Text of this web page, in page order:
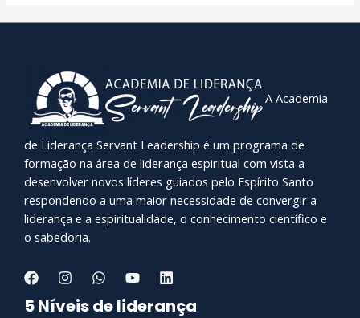
A Academia
de Liderança Servant Leadership é um programa de
formação na área de liderança espiritual com vista a
desenvolver novos líderes guiados pelo Espírito Santo
respondendo a uma maior necessidade de convergir a
liderança e a espiritualidade, o conhecimento científico e
o sabedoria.
5 Níveis de liderança